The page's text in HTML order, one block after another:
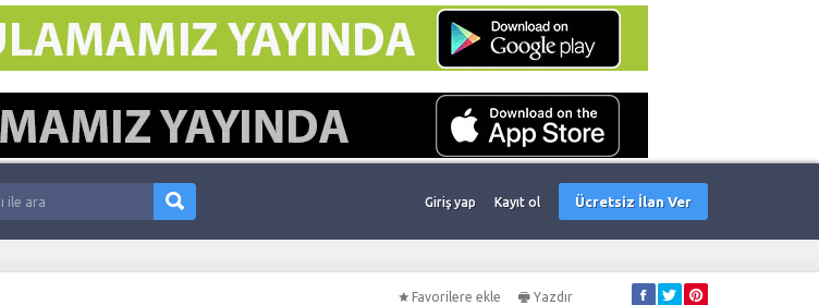
Giriş yap Kayıt ol Ücretsiz İlan Ver
Favorilere ekle Yazdır